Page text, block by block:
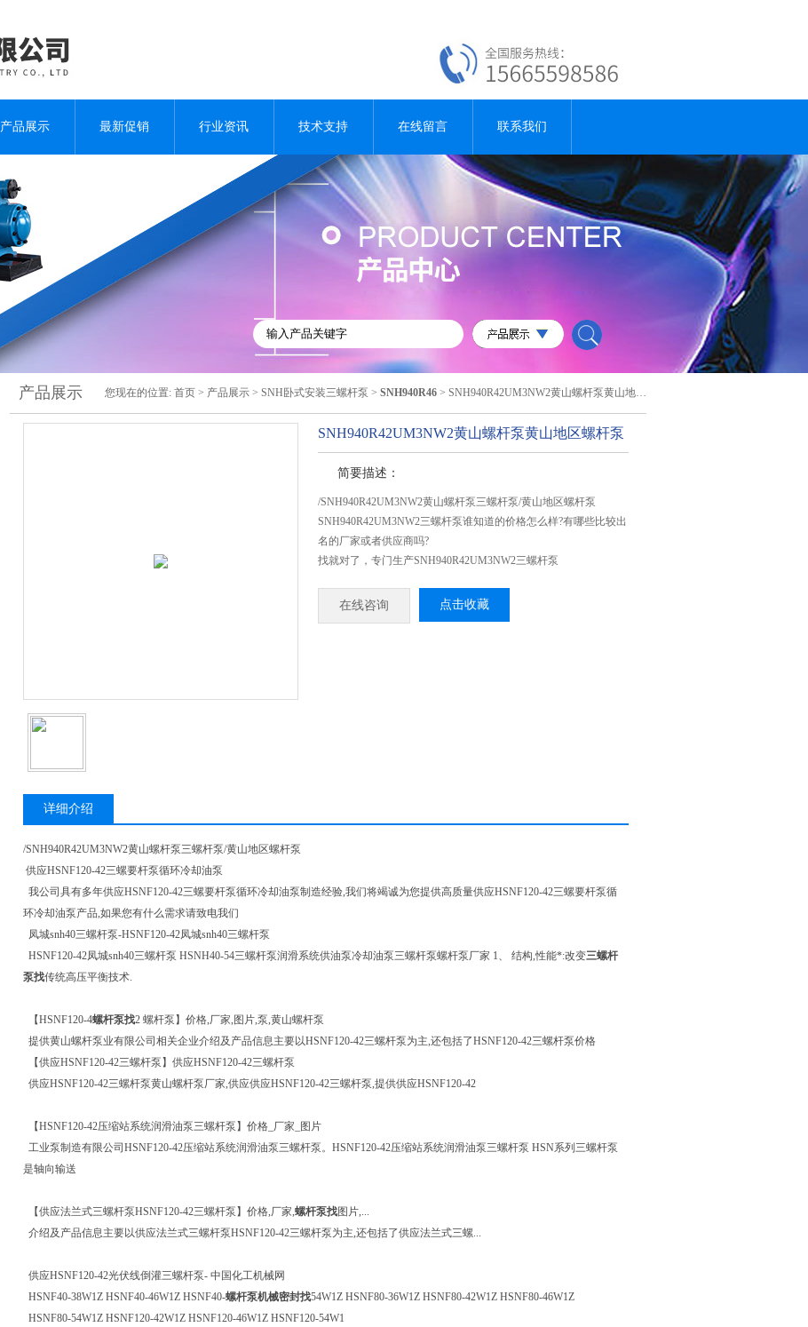
产品展示 最新促销 行业资讯 技术支持 在线留言 联系我们
产品展示 您现在的位置: 首页 > 产品展示 > SNH卧式安装三螺杆泵 > SNH940R46 > SNH940R42UM3NW2黄山螺杆泵黄山地区螺杆泵
SNH940R42UM3NW2黄山螺杆泵黄山地区螺杆泵
简要描述：
/SNH940R42UM3NW2黄山螺杆泵三螺杆泵/黄山地区螺杆泵
SNH940R42UM3NW2三螺杆泵谁知道的价格怎么样?有哪些比较出
名的厂家或者供应商吗?
找就对了，专门生产SNH940R42UM3NW2三螺杆泵
在线咨询 点击收藏
详细介绍
/SNH940R42UM3NW2黄山螺杆泵三螺杆泵/黄山地区螺杆泵
供应HSNF120-42三螺要杆泵循环冷却油泵
我公司具有多年供应HSNF120-42三螺要杆泵循环冷却油泵制造经验,我们将竭诚为您提供高质量供应HSNF120-42三螺要杆泵循
环冷却油泵产品,如果您有什么需求请致电我们
凤城snh40三螺杆泵-HSNF120-42凤城snh40三螺杆泵
HSNF120-42凤城snh40三螺杆泵 HSNH40-54三螺杆泵润滑系统供油泵冷却油泵三螺杆泵螺杆泵厂家 1、 结构,性能*:改变三螺杆
泵找传统高压平衡技术.
【HSNF120-4螺杆泵找2 螺杆泵】价格,厂家,图片,泵,黄山螺杆泵
提供黄山螺杆泵业有限公司相关企业介绍及产品信息主要以HSNF120-42三螺杆泵为主,还包括了HSNF120-42三螺杆泵价格
【供应HSNF120-42三螺杆泵】供应HSNF120-42三螺杆泵
供应HSNF120-42三螺杆泵黄山螺杆泵厂家,供应供应HSNF120-42三螺杆泵,提供供应HSNF120-42
【HSNF120-42压缩站系统润滑油泵三螺杆泵】价格_厂家_图片
工业泵制造有限公司HSNF120-42压缩站系统润滑油泵三螺杆泵。HSNF120-42压缩站系统润滑油泵三螺杆泵 HSN系列三螺杆泵
是轴向输送
【供应法兰式三螺杆泵HSNF120-42三螺杆泵】价格,厂家,螺杆泵找图片,...
介绍及产品信息主要以供应法兰式三螺杆泵HSNF120-42三螺杆泵为主,还包括了供应法兰式三螺...
供应HSNF120-42光伏线倒灌三螺杆泵- 中国化工机械网
HSNF40-38W1Z HSNF40-46W1Z HSNF40-螺杆泵机械密封找54W1Z HSNF80-36W1Z HSNF80-42W1Z HSNF80-46W1Z
HSNF80-54W1Z HSNF120-42W1Z HSNF120-46W1Z HSNF120-54W1